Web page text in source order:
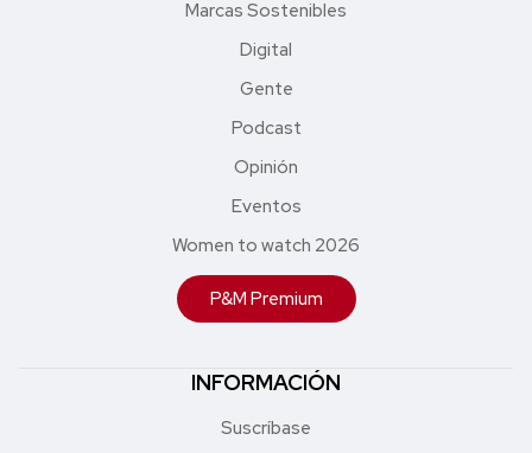
Marcas Sostenibles
Digital
Gente
Podcast
Opinión
Eventos
Women to watch 2026
P&M Premium
INFORMACIÓN
Suscríbase